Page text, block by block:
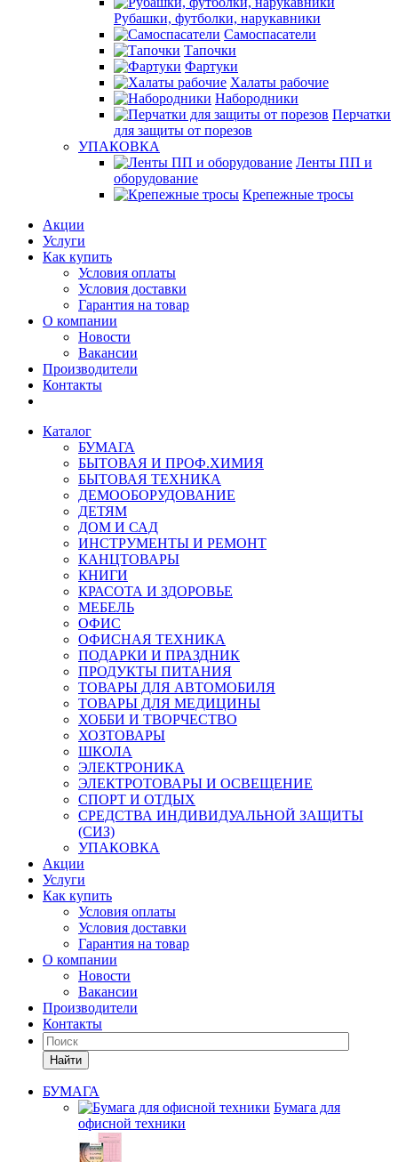
Рубашки, футболки, нарукавники
Самоспасатели
Тапочки
Фартуки
Халаты рабочие
Набородники
Перчатки
для защиты от порезов
УПАКОВКА
Ленты ПП и
оборудование
Крепежные тросы
Акции
Услуги
Как купить
Условия оплаты
Условия доставки
Гарантия на товар
О компании
Новости
Вакансии
Производители
Контакты
Каталог
БУМАГА
БЫТОВАЯ И ПРОФ.ХИМИЯ
БЫТОВАЯ ТЕХНИКА
ДЕМООБОРУДОВАНИЕ
ДЕТЯМ
ДОМ И САД
ИНСТРУМЕНТЫ И РЕМОНТ
КАНЦТОВАРЫ
КНИГИ
КРАСОТА И ЗДОРОВЬЕ
МЕБЕЛЬ
ОФИС
ОФИСНАЯ ТЕХНИКА
ПОДАРКИ И ПРАЗДНИК
ПРОДУКТЫ ПИТАНИЯ
ТОВАРЫ ДЛЯ АВТОМОБИЛЯ
ТОВАРЫ ДЛЯ МЕДИЦИНЫ
ХОББИ И ТВОРЧЕСТВО
ХОЗТОВАРЫ
ШКОЛА
ЭЛЕКТРОНИКА
ЭЛЕКТРОТОВАРЫ И ОСВЕЩЕНИЕ
СПОРТ И ОТДЫХ
СРЕДСТВА ИНДИВИДУАЛЬНОЙ ЗАЩИТЫ
(СИЗ)
УПАКОВКА
Акции
Услуги
Как купить
Условия оплаты
Условия доставки
Гарантия на товар
О компании
Новости
Вакансии
Производители
Контакты
Найти
БУМАГА
Бумага для
офисной техники